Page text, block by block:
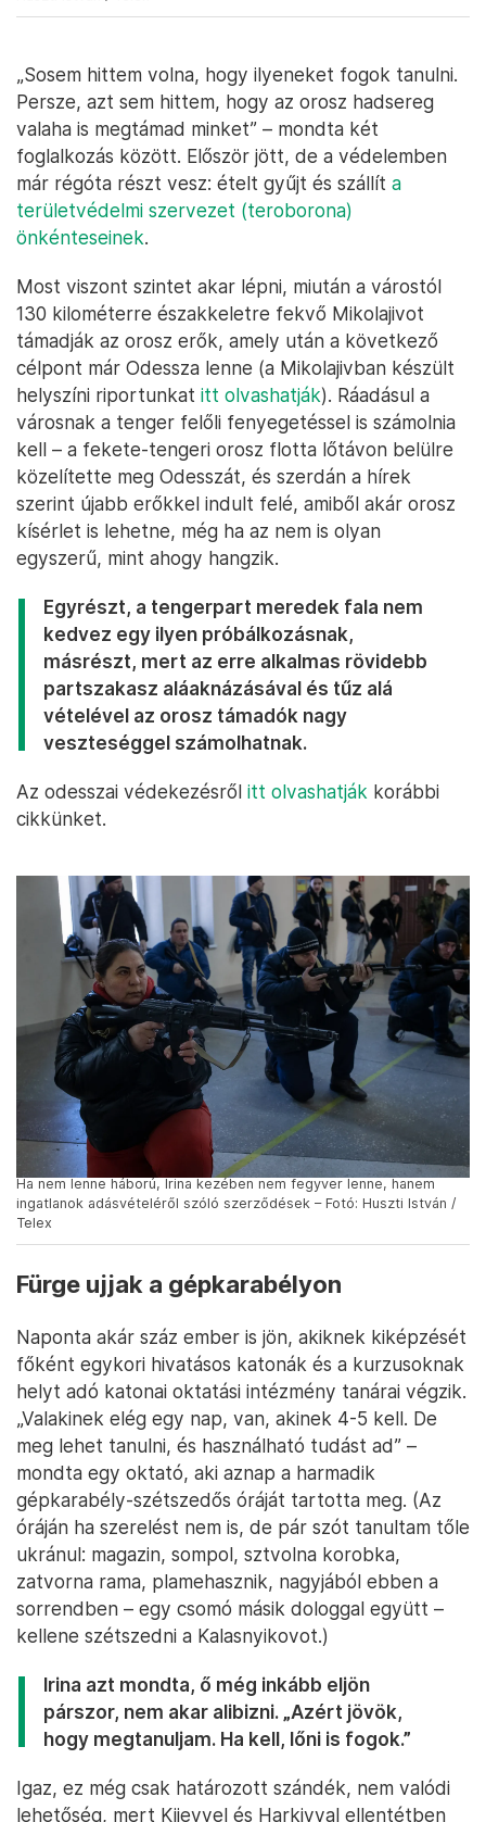
„Sosem hittem volna, hogy ilyeneket fogok tanulni.
Persze, azt sem hittem, hogy az orosz hadsereg
valaha is megtámad minket” – mondta két
foglalkozás között. Először jött, de a védelemben
már régóta részt vesz: ételt gyűjt és szállít a
területvédelmi szervezet (teroborona)
önkénteseinek.
Most viszont szintet akar lépni, miután a várostól
130 kilométerre északkeletre fekvő Mikolajivot
támadják az orosz erők, amely után a következő
célpont már Odessza lenne (a Mikolajivban készült
helyszíni riportunkat itt olvashatják). Ráadásul a
városnak a tenger felőli fenyegetéssel is számolnia
kell – a fekete-tengeri orosz flotta lőtávon belülre
közelítette meg Odesszát, és szerdán a hírek
szerint újabb erőkkel indult felé, amiből akár orosz
kísérlet is lehetne, még ha az nem is olyan
egyszerű, mint ahogy hangzik.
Egyrészt, a tengerpart meredek fala nem
kedvez egy ilyen próbálkozásnak,
másrészt, mert az erre alkalmas rövidebb
partszakasz aláaknázásával és tűz alá
vételével az orosz támadók nagy
veszteséggel számolhatnak.
Az odesszai védekezésről itt olvashatják korábbi
cikkünket.
Ha nem lenne háború, Irina kezében nem fegyver lenne, hanem
ingatlanok adásvételéről szóló szerződések – Fotó: Huszti István /
Telex
Fürge ujjak a gépkarabélyon
Naponta akár száz ember is jön, akiknek kiképzését
főként egykori hivatásos katonák és a kurzusoknak
helyt adó katonai oktatási intézmény tanárai végzik.
„Valakinek elég egy nap, van, akinek 4-5 kell. De
meg lehet tanulni, és használható tudást ad” –
mondta egy oktató, aki aznap a harmadik
gépkarabély-szétszedős óráját tartotta meg. (Az
óráján ha szerelést nem is, de pár szót tanultam tőle
ukránul: magazin, sompol, sztvolna korobka,
zatvorna rama, plamehasznik, nagyjából ebben a
sorrendben – egy csomó másik dologgal együtt –
kellene szétszedni a Kalasnyikovot.)
Irina azt mondta, ő még inkább eljön
párszor, nem akar alibizni. „Azért jövök,
hogy megtanuljam. Ha kell, lőni is fogok.”
Igaz, ez még csak határozott szándék, nem valódi
lehetőség, mert Kijevvel és Harkivval ellentétben